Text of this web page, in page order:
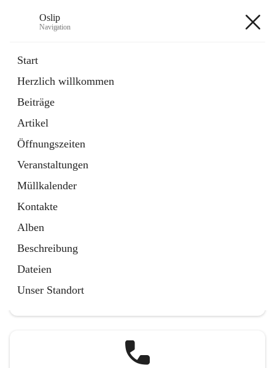
Oslip
Navigation
Start
Herzlich willkommen
Beiträge
Artikel
Öffnungszeiten
Veranstaltungen
Müllkalender
Kontakte
Alben
Beschreibung
Dateien
Unser Standort
Externe Webseite
in
Tab
Bundeskanzleramt Österreich
Externe Webseite
öffnet
in
neuem
Tab